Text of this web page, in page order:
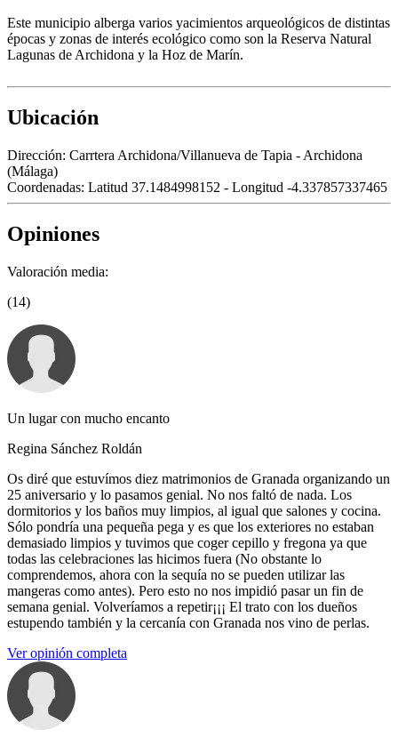
Este municipio alberga varios yacimientos arqueológicos de distintas
épocas y zonas de interés ecológico como son la Reserva Natural
Lagunas de Archidona y la Hoz de Marín.
Ubicación
Dirección: Carrtera Archidona/Villanueva de Tapia - Archidona
(Málaga)
Coordenadas: Latitud 37.1484998152 - Longitud -4.337857337465
Opiniones
Valoración media:
(14)
Un lugar con mucho encanto
Regina Sánchez Roldán
Os diré que estuvímos diez matrimonios de Granada organizando un
25 aniversario y lo pasamos genial. No nos faltó de nada. Los
dormitorios y los baños muy limpios, al igual que salones y cocina.
Sólo pondría una pequeña pega y es que los exteriores no estaban
demasiado limpios y tuvimos que coger cepillo y fregona ya que
todas las celebraciones las hicimos fuera (No obstante lo
comprendemos, ahora con la sequía no se pueden utilizar las
mangeras como antes). Pero esto no nos impidió pasar un fin de
semana genial. Volveríamos a repetir¡¡¡ El trato con los dueños
estupendo también y la cercanía con Granada nos vino de perlas.
Ver opinión completa